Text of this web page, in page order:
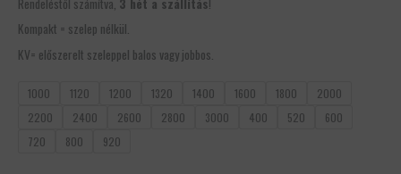
Kompakt = szelep nélkül.
KV= előszerelt szeleppel balos vagy jobbos.
1000 1120 1200 1320 1400 1600 1800
2000
2200
2400 2600 2800 3000 400 520
600
720
800 920